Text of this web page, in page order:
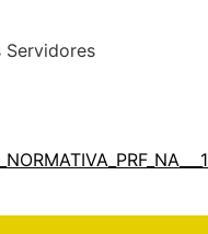
Servidores